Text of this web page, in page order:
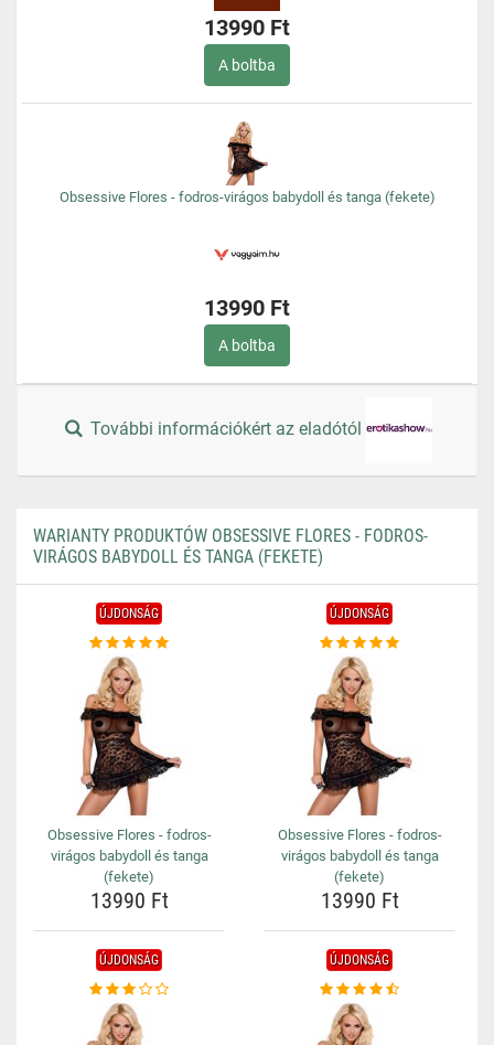
13990 Ft
A boltba
Obsessive Flores - fodros-virágos babydoll és tanga (fekete)
13990 Ft
A boltba
További információkért az eladótól
WARIANTY PRODUKTÓW OBSESSIVE FLORES - FODROS-
VIRÁGOS BABYDOLL ÉS TANGA (FEKETE)
ÚJDONSÁG
Obsessive Flores - fodros-
virágos babydoll és tanga
(fekete)
13990 Ft
ÚJDONSÁG
Obsessive Flores - fodros-
virágos babydoll és tanga
(fekete)
13990 Ft
ÚJDONSÁG ÚJDONSÁG